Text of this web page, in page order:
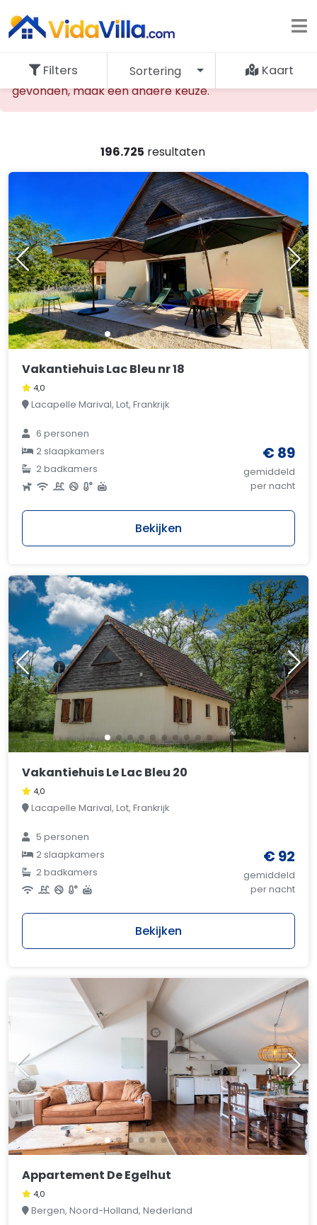
De opgevraagde accommodatie kan niet worden
gevonden, maak een andere keuze.
196.725 resultaten
Filters Sortering Kaart
Vakantiehuis Lac Bleu nr 18
4,0
Lacapelle Marival, Lot, Frankrijk
6 personen
2 slaapkamers
2 badkamers
€ 89
gemiddeld
per nacht
Bekijken
Vakantiehuis Le Lac Bleu 20
4,0
Lacapelle Marival, Lot, Frankrijk
5 personen
2 slaapkamers
2 badkamers
€ 92
gemiddeld
per nacht
Bekijken
Appartement De Egelhut
4,0
Bergen, Noord-Holland, Nederland